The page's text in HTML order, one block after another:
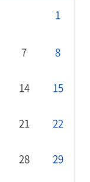
1
7 8
14 15
21 22
28 29